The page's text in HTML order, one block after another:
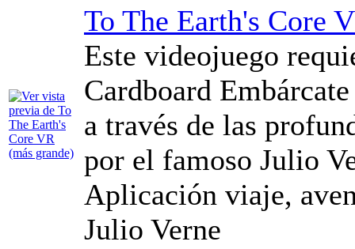
To The Earth's Core
Este videojuego
Cardboard
a través de las
por el famoso Julio
Aplicación viaje,
Julio Verne